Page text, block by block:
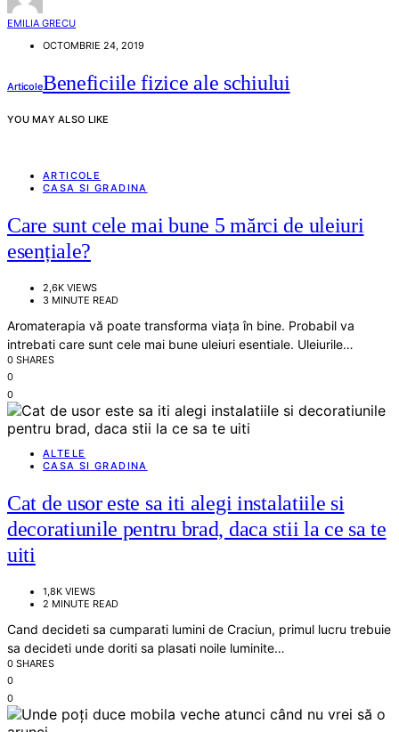
EMILIA GRECU
OCTOMBRIE 24, 2019
ArticoleBeneficiile fizice ale schiului
YOU MAY ALSO LIKE
ARTICOLE
CASA SI GRADINA
Care sunt cele mai bune 5 mărci de uleiuri
esențiale?
2,6K VIEWS
3 MINUTE READ
Aromaterapia vă poate transforma viața în bine. Probabil va
intrebati care sunt cele mai bune uleiuri esentiale. Uleiurile…
0 SHARES
0
0
ALTELE
CASA SI GRADINA
Cat de usor este sa iti alegi instalatiile si
decoratiunile pentru brad, daca stii la ce sa te
uiti
1,8K VIEWS
2 MINUTE READ
Cand decideti sa cumparati lumini de Craciun, primul lucru trebuie
sa decideti unde doriti sa plasati noile luminite…
0 SHARES
0
0